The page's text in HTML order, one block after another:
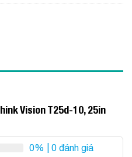
Vision T25d-10, 25in
0% | 0 đánh giá